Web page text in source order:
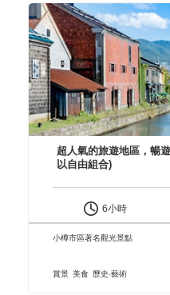
超人氣的旅遊地區，暢
以自由組合)
6小時
小樽市區著名觀光景點
賞景 美食 歷史‧藝術